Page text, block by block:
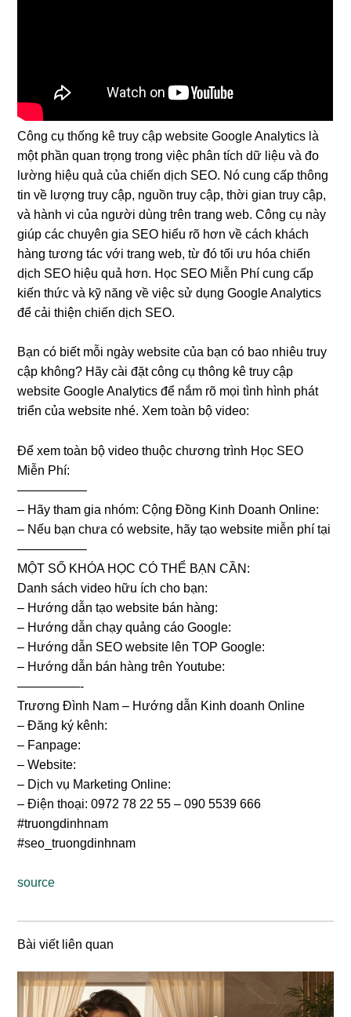
Công cụ thống kê truy cập website Google Analytics là
một phần quan trọng trong việc phân tích dữ liệu và đo
lường hiệu quả của chiến dịch SEO. Nó cung cấp thông
tin về lượng truy cập, nguồn truy cập, thời gian truy cập,
và hành vi của người dùng trên trang web. Công cụ này
giúp các chuyên gia SEO hiểu rõ hơn về cách khách
hàng tương tác với trang web, từ đó tối ưu hóa chiến
dịch SEO hiệu quả hơn. Học SEO Miễn Phí cung cấp
kiến thức và kỹ năng về việc sử dụng Google Analytics
để cải thiện chiến dịch SEO.
Bạn có biết mỗi ngày website của bạn có bao nhiêu truy
cập không? Hãy cài đặt công cụ thông kê truy cập
website Google Analytics để nắm rõ mọi tình hình phát
triển của website nhé. Xem toàn bộ video:
Để xem toàn bộ video thuộc chương trình Học SEO
Miễn Phí:
—————–
– Hãy tham gia nhóm: Cộng Đồng Kinh Doanh Online:
– Nếu bạn chưa có website, hãy tạo website miễn phí tại
—————–
MỘT SỐ KHÓA HỌC CÓ THỂ BẠN CẦN:
Danh sách video hữu ích cho bạn:
– Hướng dẫn tạo website bán hàng:
– Hướng dẫn chạy quảng cáo Google:
– Hướng dẫn SEO website lên TOP Google:
– Hướng dẫn bán hàng trên Youtube:
—————-
Trương Đình Nam – Hướng dẫn Kinh doanh Online
– Đăng ký kênh:
– Fanpage:
– Website:
– Dịch vụ Marketing Online:
– Điện thoại: 0972 78 22 55 – 090 5539 666
#truongdinhnam
#seo_truongdinhnam
source
Bài viết liên quan